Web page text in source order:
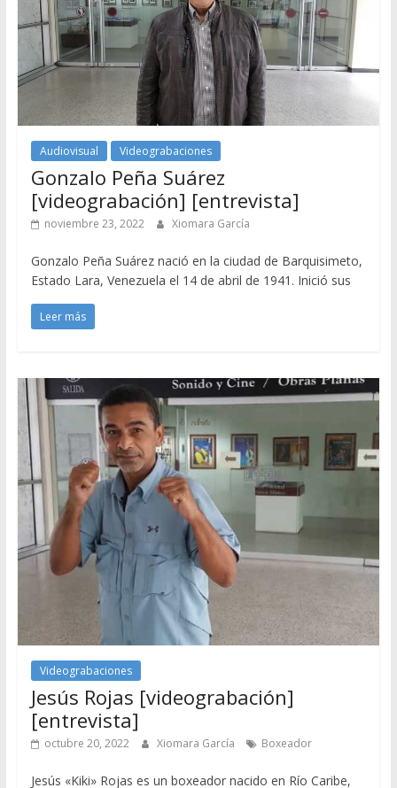
Audiovisual Videograbaciones
Gonzalo Peña Suárez
[videograbación] [entrevista]
noviembre 23, 2022 Xiomara García
Gonzalo Peña Suárez nació en la ciudad de Barquisimeto,
Estado Lara, Venezuela el 14 de abril de 1941. Inició sus
Leer más
Videograbaciones
Jesús Rojas [videograbación]
[entrevista]
octubre 20, 2022 Xiomara García Boxeador
Jesús «Kiki» Rojas es un boxeador nacido en Río Caribe,